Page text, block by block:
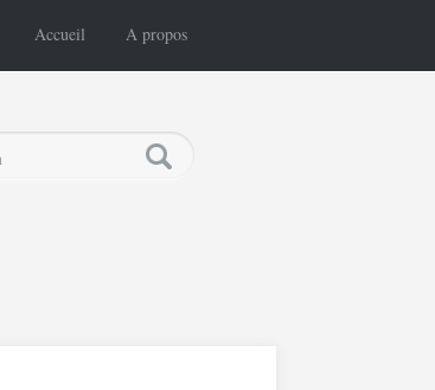
Accueil A propos